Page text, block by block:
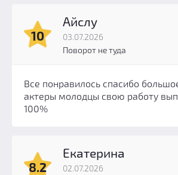
10
Айслу
03.07.2026
Поворот не туда
Все понравилось спасибо
актеры молодцы свою работу
100%
8.2
Екатерина
02.07.2026